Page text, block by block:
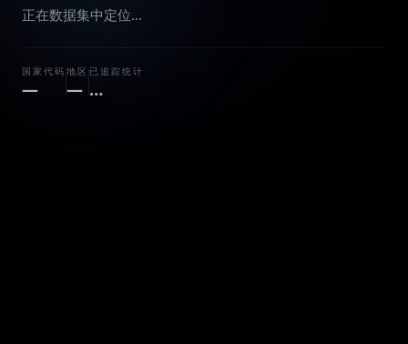
正在数据集中定位…
国家代码
—
地区
—
已追踪统计
…